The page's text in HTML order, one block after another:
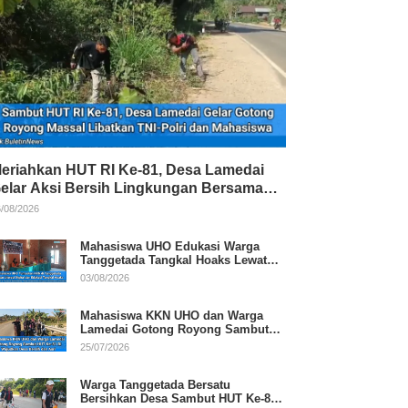
HUT RI Ke-81, Desa Lamedai
Aksi Bersih Lingkungan Bersama
Polri
08/2026
Mahasiswa UHO Edukasi Warga
Tanggetada Tangkal Hoaks Lewat
Program Literasi
03/08/2026
Mahasiswa KKN UHO dan Warga
Lamedai Gotong Royong Sambut
HUT Ke-81 RI
25/07/2026
Warga Tanggetada Bersatu
Bersihkan Desa Sambut HUT Ke-81